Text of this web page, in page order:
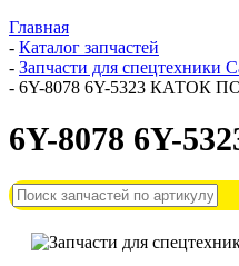
Главная
- Каталог запчастей
- Запчасти для спецтехники
- 6Y-8078 6Y-5323
6Y-8078